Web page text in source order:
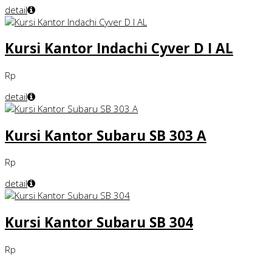
detail
Kursi Kantor Indachi Cyver D I AL
Rp
detail
Kursi Kantor Subaru SB 303 A
Rp
detail
Kursi Kantor Subaru SB 304
Rp